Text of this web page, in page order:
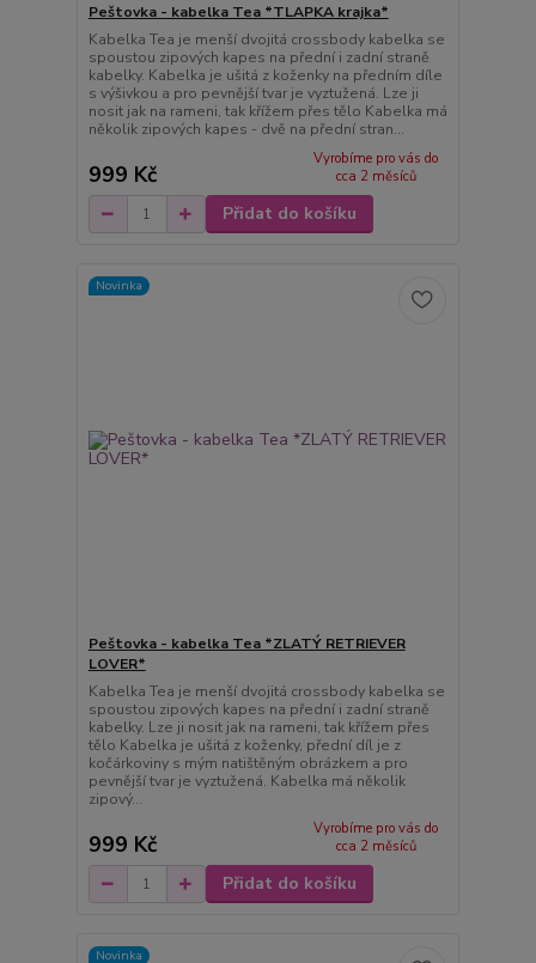
Peštovka - kabelka Tea *TLAPKA krajka*
Kabelka Tea je menší dvojitá crossbody kabelka se
spoustou zipových kapes na přední i zadní straně
kabelky. Kabelka je ušitá z koženky na předním díle
s výšivkou a pro pevnější tvar je vyztužená. Lze ji
nosit jak na rameni, tak křížem přes tělo Kabelka má
několik zipových kapes - dvě na přední stran...
999 Kč
Vyrobíme pro vás do
cca 2 měsíců
Přidat do košíku
Novinka
Peštovka - kabelka Tea *ZLATÝ RETRIEVER
LOVER*
Kabelka Tea je menší dvojitá crossbody kabelka se
spoustou zipových kapes na přední i zadní straně
kabelky. Lze ji nosit jak na rameni, tak křížem přes
tělo Kabelka je ušitá z koženky, přední díl je z
kočárkoviny s mým natištěným obrázkem a pro
pevnější tvar je vyztužená. Kabelka má několik
zipový...
999 Kč
Vyrobíme pro vás do
cca 2 měsíců
Přidat do košíku
Novinka